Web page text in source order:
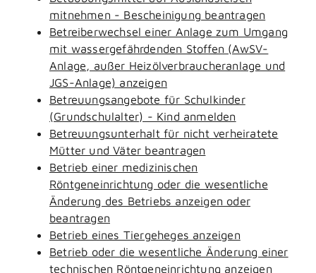
mitnehmen - Bescheinigung beantragen
Betreiberwechsel einer Anlage zum Umgang
mit wassergefährdenden Stoffen (AwSV-
Anlage, außer Heizölverbraucheranlage und
JGS-Anlage) anzeigen
Betreuungsangebote für Schulkinder
(Grundschulalter) - Kind anmelden
Betreuungsunterhalt für nicht verheiratete
Mütter und Väter beantragen
Betrieb einer medizinischen
Röntgeneinrichtung oder die wesentliche
Änderung des Betriebs anzeigen oder
beantragen
Betrieb eines Tiergeheges anzeigen
Betrieb oder die wesentliche Änderung einer
technischen Röntgeneinrichtung anzeigen